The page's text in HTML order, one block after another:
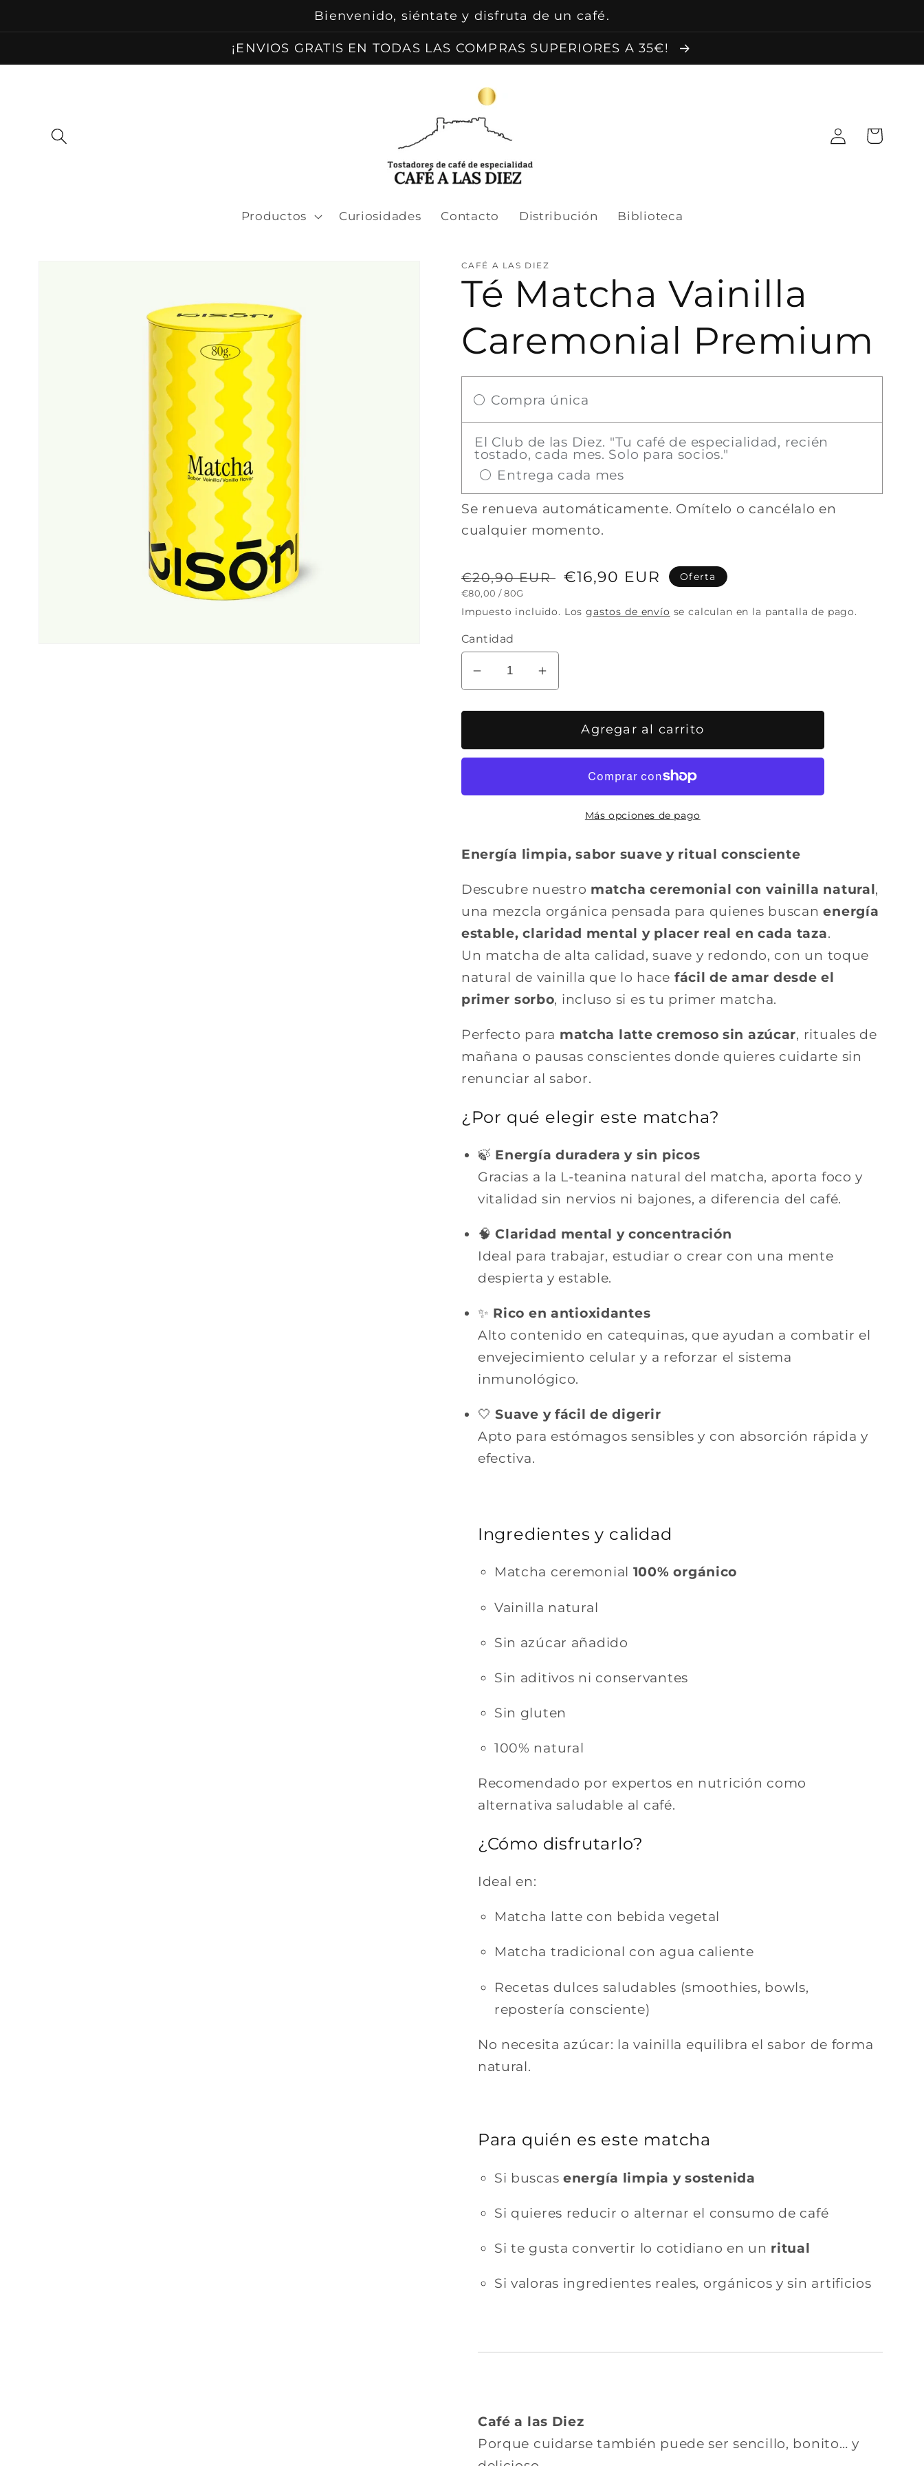
Bienvenido, siéntate y disfruta de un café.
¡ENVIOS GRATIS EN TODAS LAS COMPRAS SUPERIORES A 35€!
Productos Curiosidades Contacto Distribución Biblioteca
Iniciar
sesión
Carrito
CAFÉ A LAS DIEZ
Té Matcha Vainilla
Caremonial Premium
Compra única
El Club de las Diez. "Tu café de especialidad, recién
tostado, cada mes. Solo para socios."
Entrega cada mes
Se renueva automáticamente. Omítelo o cancélalo en
cualquier momento.
Precio
habitual
€20,90 EUR Precio
oferta
€16,90 EUR
PRECIO
€80,00 / POR
80G
Oferta
Impuesto incluido. Losgastos de envío se calculan en la pantalla de pago.
Cantidad
Reducir
cantidad
para
Matcha
Aumentar
cantidad
para
Matcha
Caremonial
Agregar al carrito
Más opciones de pago
Energía limpia, sabor suave y ritual consciente
Descubre nuestro matcha ceremonial con vainilla natural,
una mezcla orgánica pensada para quienes buscanenergía
estable, claridad mental y placer real en cada taza.
Un matcha de alta calidad, suave y redondo, con un toque
natural de vainilla que lo hace fácil de amar desde el
primer sorbo, incluso si es tu primer matcha.
Perfecto para matcha latte cremoso sin azúcar, rituales de
mañana o pausas conscientes donde quieres cuidarte sin
renunciar al sabor.
¿Por qué elegir este matcha?
🍃 Energía duradera y sin picos
Gracias a la L-teanina natural del matcha, aporta foco y
vitalidad sin nervios ni bajones, a diferencia del café.
🧠Claridad mental y concentración
Ideal para trabajar, estudiar o crear con una mente
despierta y estable.
✨ Rico en antioxidantes
Alto contenido en catequinas, que ayudan a combatir el
envejecimiento celular y a reforzar el sistema
inmunológico.
🤍Suave y fácil de digerir
Apto para estómagos sensibles y con absorción rápida y
efectiva.
Ingredientes y calidad
Matcha ceremonial 100% orgánico
Vainilla natural
Sin azúcar añadido
Sin aditivos ni conservantes
Sin gluten
100% natural
Recomendado por expertos en nutrición como
alternativa saludable al café.
¿Cómo disfrutarlo?
Ideal en:
Matcha latte con bebida vegetal
Matcha tradicional con agua caliente
Recetas dulces saludables (smoothies, bowls,
repostería consciente)
No necesita azúcar: la vainilla equilibra el sabor de forma
natural.
Para quién es este matcha
Si buscas energía limpia y sostenida
Si quieres reducir o alternar el consumo de café
Si te gusta convertir lo cotidiano en un ritual
Si valoras ingredientes reales, orgánicos y sin artificios
Café a las Diez
Porque cuidarse también puede ser sencillo, bonito… y